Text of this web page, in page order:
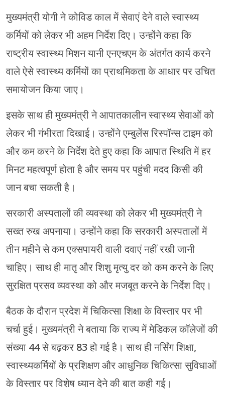
मुख्यमंत्री योगी ने कोविड काल में सेवाएं देने वाले स्वास्थ्य
कर्मियों को लेकर भी अहम निर्देश दिए। उन्होंने कहा कि
राष्ट्रीय स्वास्थ्य मिशन यानी एनएचएम के अंतर्गत कार्य करने
वाले ऐसे स्वास्थ्य कर्मियों का प्राथमिकता के आधार पर उचित
समायोजन किया जाए।
इसके साथ ही मुख्यमंत्री ने आपातकालीन स्वास्थ्य सेवाओं को
लेकर भी गंभीरता दिखाई। उन्होंने एम्बुलेंस रिस्पॉन्स टाइम को
और कम करने के निर्देश देते हुए कहा कि आपात स्थिति में हर
मिनट महत्वपूर्ण होता है और समय पर पहुंची मदद किसी की
जान बचा सकती है।
सरकारी अस्पतालों की व्यवस्था को लेकर भी मुख्यमंत्री ने
सख्त रुख अपनाया। उन्होंने कहा कि सरकारी अस्पतालों में
तीन महीने से कम एक्सपायरी वाली दवाएं नहीं रखी जानी
चाहिए। साथ ही मातृ और शिशु मृत्यु दर को कम करने के लिए
सुरक्षित प्रसव व्यवस्था को और मजबूत करने के निर्देश दिए।
बैठक के दौरान प्रदेश में चिकित्सा शिक्षा के विस्तार पर भी
चर्चा हुई। मुख्यमंत्री ने बताया कि राज्य में मेडिकल कॉलेजों की
संख्या 44 से बढ़कर 83 हो गई है। साथ ही नर्सिंग शिक्षा,
स्वास्थ्यकर्मियों के प्रशिक्षण और आधुनिक चिकित्सा सुविधाओं
के विस्तार पर विशेष ध्यान देने की बात कही गई।